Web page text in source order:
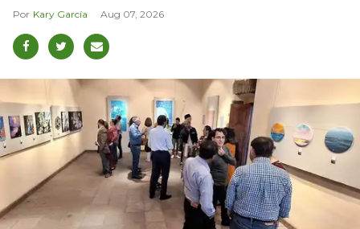
Kary García Aug 07, 2026